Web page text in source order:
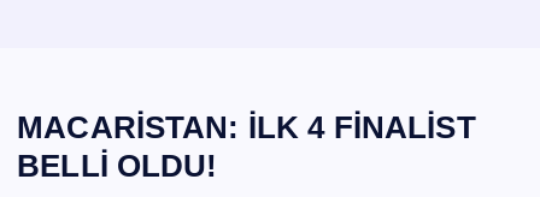
MACARİSTAN: İLK 4 FİNALİST
BELLİ OLDU!